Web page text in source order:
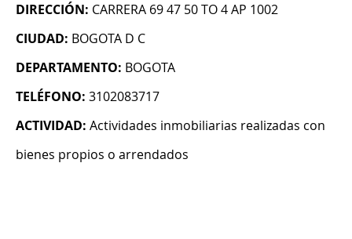
DIRECCIÓN: CARRERA 69 47 50 TO 4 AP 1002
CIUDAD: BOGOTA D C
DEPARTAMENTO: BOGOTA
TELÉFONO: 3102083717
ACTIVIDAD: Actividades inmobiliarias realizadas con
bienes propios o arrendados